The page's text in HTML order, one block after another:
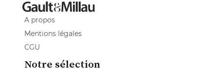
A propos
Mentions légales
CGU
Notre sélection